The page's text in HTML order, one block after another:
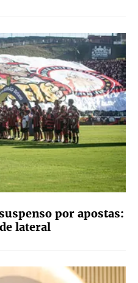
por apostas:
lateral